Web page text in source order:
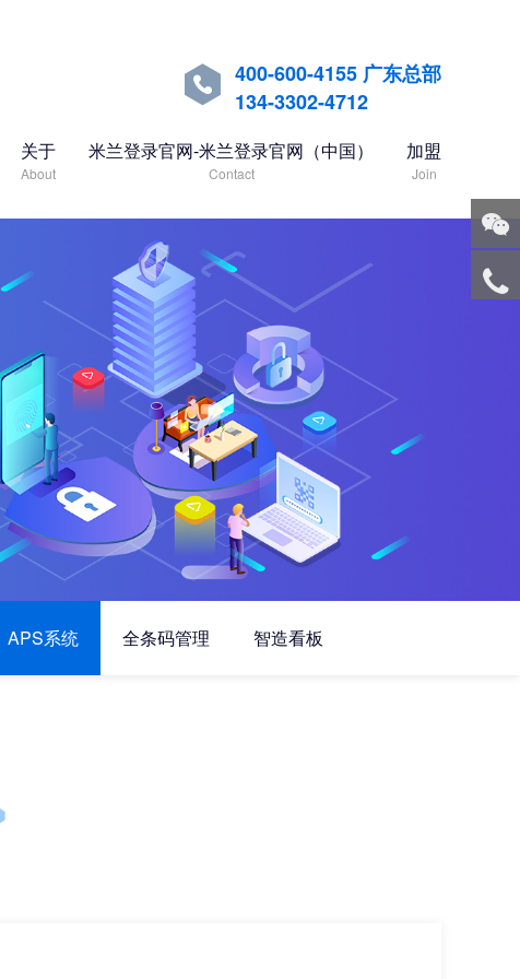

400-600-4155 广东总部
134-3302-4712
关于
About
米兰登录官网-米兰登录官网（中国）
Contact
加盟
Join
APS系统 全条码管理 智造看板
微信